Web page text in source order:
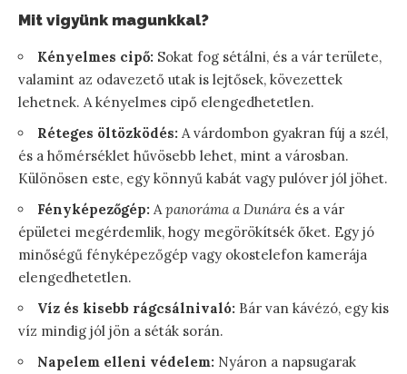
Mit vigyünk magunkkal?
Kényelmes cipő: Sokat fog sétálni, és a vár területe,
valamint az odavezető utak is lejtősek, kövezettek
lehetnek. A kényelmes cipő elengedhetetlen.
Réteges öltözködés: A várdombon gyakran fúj a szél,
és a hőmérséklet hűvösebb lehet, mint a városban.
Különösen este, egy könnyű kabát vagy pulóver jól jöhet.
Fényképezőgép: Apanoráma a Dunára és a vár
épületei megérdemlik, hogy megörökítsék őket. Egy jó
minőségű fényképezőgép vagy okostelefon kamerája
elengedhetetlen.
Víz és kisebb rágcsálnivaló: Bár van kávézó, egy kis
víz mindig jól jön a séták során.
Napelem elleni védelem: Nyáron a napsugarak